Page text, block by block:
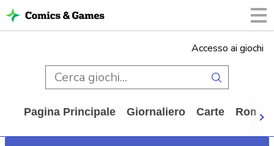
Accesso ai giochi
Pagina Principale Giornaliero Carte